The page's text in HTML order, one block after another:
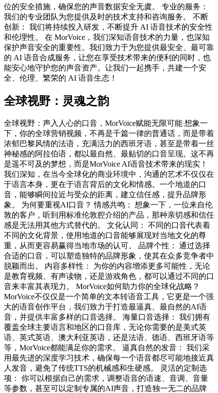
位的安全措施，确保您的声音数据安全无虞。 专业的服务：
我们的专业团队为您提供及时的技术支持和咨询服务。 不断
创新： 我们将持续投入研发，不断提升 AI 语音技术的安全性
和伦理性。 在 MorVoice，我们深知语音技术的力量，也深知
保护声音安全的重要性。我们致力于为您提供最安全、最可靠
的 AI 语音合成服务，让您在享受技术带来的便利的同时，也
能安心地守护您的声音资产。让我们一起携手，共建一个安
全、伦理、繁荣的 AI 语音生态！
全球视野：灵魂之韵
全球视野：声入人心的口音，MorVoice赋能无限可能 想象一
下，你的全球营销视频，不再是千篇一律的普通话，而是带着
浓郁巴黎风情的法语，充满活力的西班牙语，甚至是带着一丝
神秘感的阿拉伯语，都以最自然、最贴切的口音呈现。这不再
是遥不可及的梦想，而是MorVoice AI语音技术带来的现实！
我们深知，在当今全球化的商业环境中，沟通的艺术不仅仅在
于语言本身，更在于语言背后的文化和情感。一个地道的口
音，能够瞬间拉近与受众的距离，建立信任感，提升品牌形
象。 为何要重视AI口音？ 情感共鸣： 想象一下，一位来自伦
敦的客户，听到用标准伦敦腔介绍的产品，那种亲切感和信任
感是无法用其他方式替代的。 文化认同： 不同的口音代表着
不同的文化背景，使用地道的口音能够展现对当地文化的尊
重，从而更容易赢得当地市场的认可。 品牌个性： 通过选择
合适的口音，可以塑造独特的品牌形象，使其在众多竞争者中
脱颖而出。 内容多样性： 为你的内容增添更多可能性，无论
是教育视频、有声读物，还是游戏角色，都可以通过不同的口
音来丰富其表现力。 MorVoice如何助力你的全球化战略？
MorVoice不仅仅是一个简单的文本转语音工具，它更是一个强
大的语音创作平台，我们致力于打造最逼真、最自然的AI语
音，并提供丰富多样的口音选择。 海量口音选择： 我们拥有
覆盖全球主要语言和地区的口音库，无论你需要的是美式英
语、英式英语、澳大利亚英语，还是法语、德语、西班牙语等
等，MorVoice都能满足你的需求。 逼真自然的发音： 我们采
用最先进的深度学习技术，确保每一个语音都尽可能地接近真
人发音，避免了传统TTS的机械感和生硬感。 灵活的定制选
项： 你可以根据自己的需求，调整语音的语速、音调、音量
等参数，甚至可以定制专属的AI声音，打造独一无二的品牌